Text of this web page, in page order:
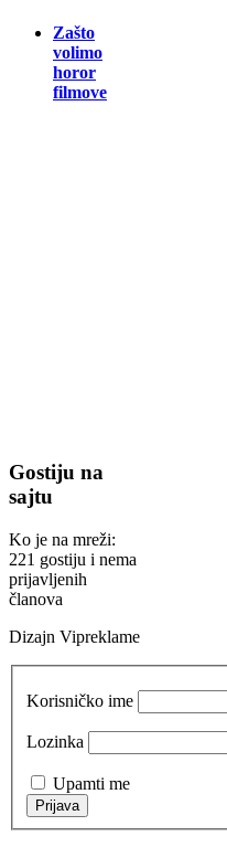
Zašto
volimo
horor
filmove
Gostiju na
sajtu
Ko je na mreži:
221 gostiju i nema
prijavljenih
članova
Dizajn Vipreklame
Korisničko ime
Lozinka
Upamti me